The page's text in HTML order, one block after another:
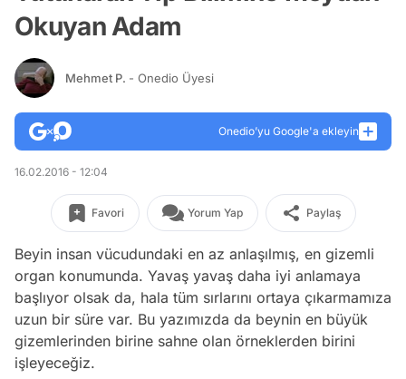
Okuyan Adam
Mehmet P. - Onedio Üyesi
Onedio’yu Google'a ekleyin
16.02.2016 - 12:04
Favori Yorum Yap Paylaş
Beyin insan vücudundaki en az anlaşılmış, en gizemli
organ konumunda. Yavaş yavaş daha iyi anlamaya
başlıyor olsak da, hala tüm sırlarını ortaya çıkarmamıza
uzun bir süre var. Bu yazımızda da beynin en büyük
gizemlerinden birine sahne olan örneklerden birini
işleyeceğiz.